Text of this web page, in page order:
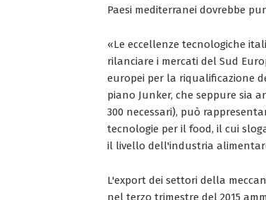
Paesi mediterranei dovrebbe
«Le eccellenze tecnologiche
rilanciare i mercati del Sud
europei per la riqualificazione
piano Junker, che seppure sia
300 necessari), può
tecnologie per il food, il cui
il livello dell'industria
L'export dei settori della
nel terzo trimestre del 2015